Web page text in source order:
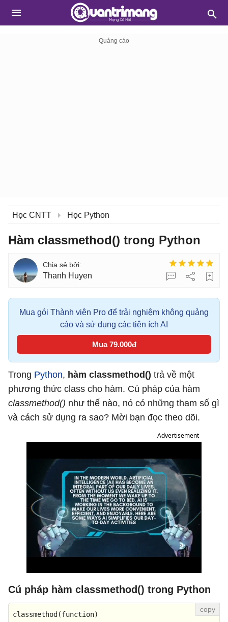
Học CNTT Học Python
Hàm classmethod() trong Python
Thanh Huyen
Mua gói Thành viên Pro để trải nghiệm không quảng
cáo và sử dụng các tiện ích AI
Mua 79.000đ
Trong Python, hàm classmethod() trả về một
phương thức class cho hàm. Cú pháp của hàm
classmethod() như thế nào, nó có những tham số gì
và cách sử dụng ra sao? Mời bạn đọc theo dõi.
Advertisement
Cú pháp hàm classmethod() trong Python
classmethod (function)